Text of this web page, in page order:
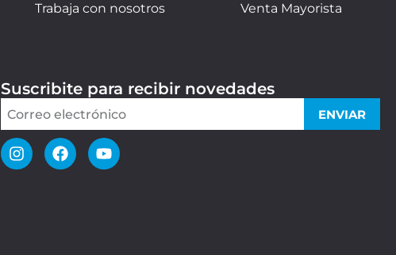
Trabaja con nosotros Venta Mayorista
Suscribite para recibir novedades
ENVIAR